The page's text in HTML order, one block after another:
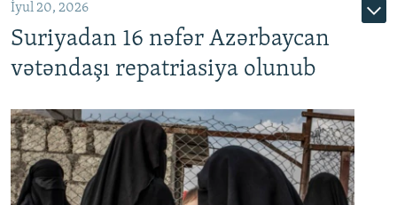
Auto
İyul 20, 2026
Suriyadan 16 nəfər Azərbaycan
vətəndaşı repatriasiya olunub